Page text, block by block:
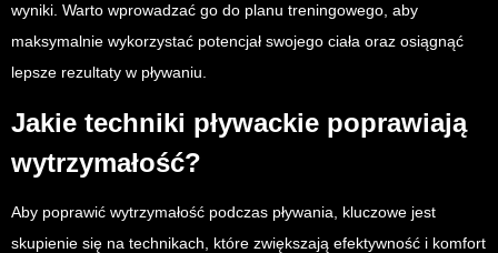
wyniki. Warto wprowadzać go do planu treningowego, aby
maksymalnie wykorzystać potencjał swojego ciała oraz osiągnąć
lepsze rezultaty w pływaniu.
Jakie techniki pływackie poprawiają
wytrzymałość?
Aby poprawić wytrzymałość podczas pływania, kluczowe jest
skupienie się na technikach, które zwiększają efektywność i komfort